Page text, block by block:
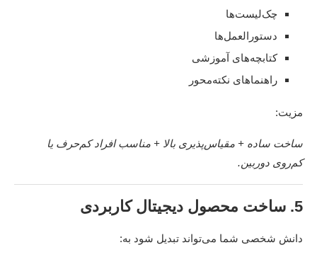
چک‌لیست‌ها
دستورالعمل‌ها
کتابچه‌های آموزشی
راهنماهای نکته‌محور
مزیت:
ساخت ساده + مقیاس‌پذیری بالا + مناسب افراد کم‌حرف یا
کم‌روی دوربین.
5. ساخت محصول دیجیتال کاربردی
دانش شخصی شما می‌تواند تبدیل شود به: